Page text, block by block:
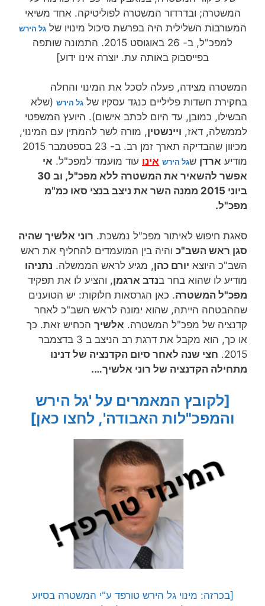
המשטרה; ובדרדור המשטרה לפוליטיקה. אחד משיאי
המעורבות השלילית היה בפרשת סיכול מינויו שלגל הירש
למפכ"ל, ב- 26 באוגוסט 2015. התמונה שותפה
בפייסבוק באותה עת. יוצרה אינו ידוע]
המשטרה מצידה, פעלה לסכל את המינוי והחלה
בחקירת חשדות פליליים כנגד עסקיו של גל הירש (שלא
הבשילו, כמובן, עד היום לכתב אישום). היועץ המשפטי
לממשלה, דאז, ויינשטין, מורה לשר להמתין עם המינוי,
מכיוון שהבדיקה תארך זמן רב. ב- 23 בספטמבר 2015
מודיע ארדן שגל הירש אינו עוד מועמד למפכ"ל. אי
אפשר להשאיר את המשטרה ללא מפכ"ל, וב 30
ביוני 2015 ממנה השר את ניצב בנצי סאו כמ"מ
מפכ"ל.
סאגת חיפוש לאיתור מפכ"ל נמשכת. רוני אלשיך שהיה
סגן ראש השב"כ והיה בין המועמדים להחליף את ראש
השב"כ היוצא יורם כהן, מגיע לראש הממשלה. נתניהו
מודיע לו שהוא בחר בנדב ארגמן, והציע לו את תפקיד
מפכ"ל המשטרה. כאן הגרסאות חלוקות: יש הטוענים
שההבטחה הייתה, שהוא ימונה לראש השב"כ לאחר
קדנציה של מפכ"ל המשטרה. אלשיך הכחיש זאת. כך
או כך, הוא מקבל את דרגת רב הניצב ב 3 בדצמבר
2015. חצי שנה לאחר סיום הקדנציה של דנינו
מתחילה הקדנציה של רוני אלשיך….
[לקובץ המאמרים על 'גל הירש
והמפכ"לות האבודה', לחצו כאן]
[בכרזה: מינוי גל הירש טורפד ע"י המשטרה בסיוע